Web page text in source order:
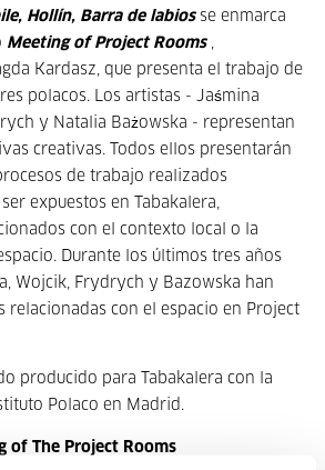
Hollín, Barra de labios se enmarca
Meeting of Project Rooms ,
Kardasz, que presenta el trabajo de
polacos. Los artistas - Jaśmina
y Natalia Bażowska - representan
creativas. Todos ellos presentarán
de trabajo realizados
expuestos en Tabakalera,
con el contexto local o la
Durante los últimos tres años
Wojcik, Frydrych y Bazowska han
relacionadas con el espacio en Project
producido para Tabakalera con la
Polaco en Madrid.
of The Project Rooms